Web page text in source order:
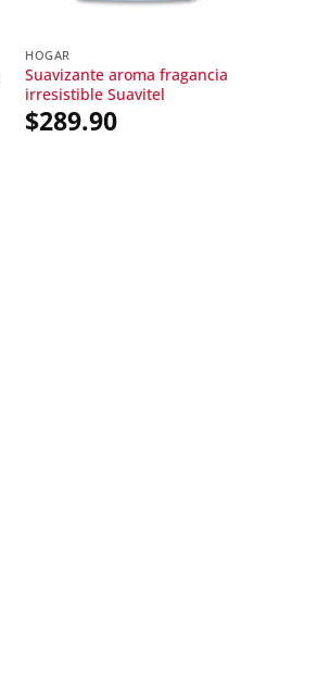
HOGAR
Suavizante aroma fragancia
irresistible Suavitel
$289.90